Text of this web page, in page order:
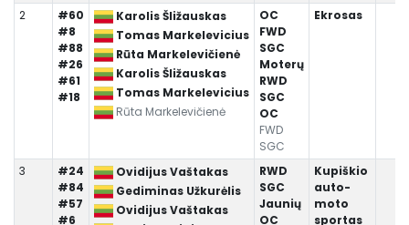
2
#60
#8
#88
#26
#61
#18
Karolis Šližauskas
Tomas Markelevicius
Rūta Markelevičienė
Karolis Šližauskas
Tomas Markelevicius
Rūta Markelevičienė
OC
FWD
SGC
Moterų
RWD
SGC
OC
FWD
SGC
Ekrosas
3
#24
#84
#57
#6
Ovidijus Vaštakas
Gediminas Užkurėlis
Ovidijus Vaštakas
RWD
SGC
Jaunių
OC
Kupiškio
auto-
moto
sportas